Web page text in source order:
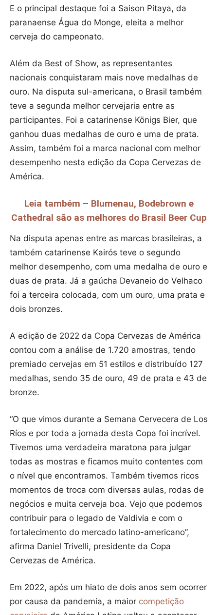
E o principal destaque foi a Saison Pitaya, da
paranaense Água do Monge, eleita a melhor
cerveja do campeonato.
Além da Best of Show, as representantes
nacionais conquistaram mais nove medalhas de
ouro. Na disputa sul-americana, o Brasil também
teve a segunda melhor cervejaria entre as
participantes. Foi a catarinense Königs Bier, que
ganhou duas medalhas de ouro e uma de prata.
Assim, também foi a marca nacional com melhor
desempenho nesta edição da Copa Cervezas de
América.
Leia também – Blumenau, Bodebrown e
Cathedral são as melhores do Brasil Beer Cup
Na disputa apenas entre as marcas brasileiras, a
também catarinense Kairós teve o segundo
melhor desempenho, com uma medalha de ouro e
duas de prata. Já a gaúcha Devaneio do Velhaco
foi a terceira colocada, com um ouro, uma prata e
dois bronzes.
A edição de 2022 da Copa Cervezas de América
contou com a análise de 1.720 amostras, tendo
premiado cervejas em 51 estilos e distribuído 127
medalhas, sendo 35 de ouro, 49 de prata e 43 de
bronze.
“O que vimos durante a Semana Cervecera de Los
Ríos e por toda a jornada desta Copa foi incrível.
Tivemos uma verdadeira maratona para julgar
todas as mostras e ficamos muito contentes com
o nível que encontramos. Também tivemos ricos
momentos de troca com diversas aulas, rodas de
negócios e muita cerveja boa. Vejo que podemos
contribuir para o legado de Valdivia e com o
fortalecimento do mercado latino-americano”,
afirma Daniel Trivelli, presidente da Copa
Cervezas de América.
Em 2022, após um hiato de dois anos sem ocorrer
por causa da pandemia, a maior competição